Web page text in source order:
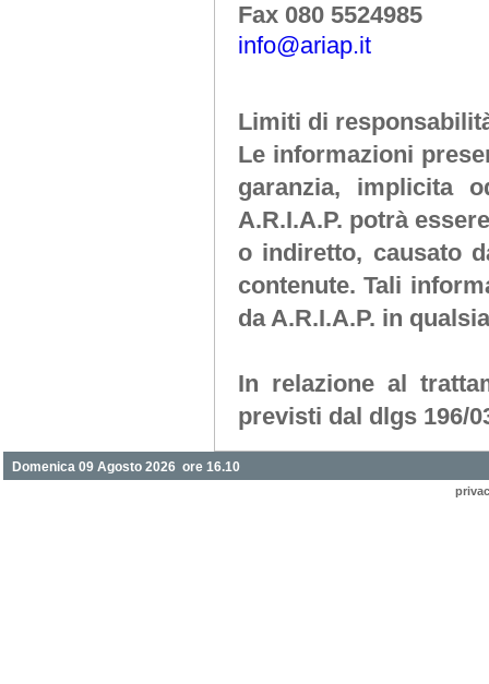
Fax 080 5524985
info@ariap.it
Limiti di
Le informazioni
garanzia, implicita
A.R.I.A.P. potrà
o indiretto, causato
contenute. Tali
daA.R.I.A.P. in
In relazione al
previsti dal dlgs 196/
Domenica 09 Agosto 2026 ore 16.10